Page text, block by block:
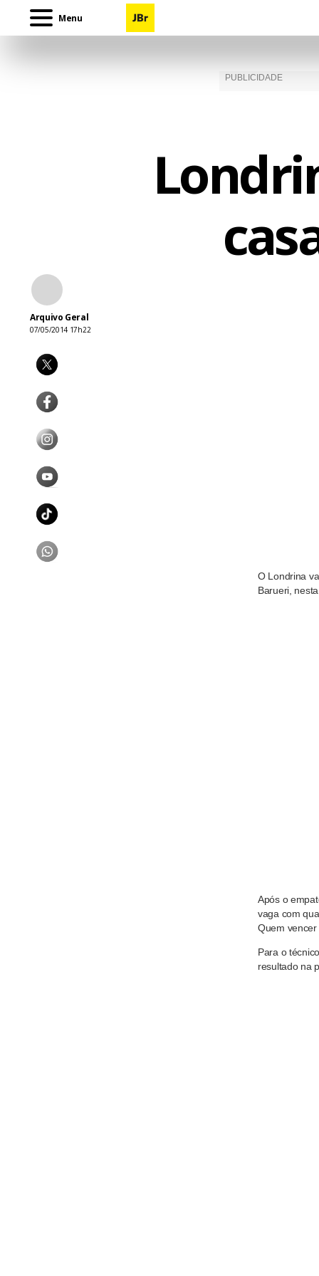
Menu
Arquivo Geral
07/05/2014 17h22
O Londrina
Barueri,
Após o
vaga com
Quem vencer
Para o
resultado na